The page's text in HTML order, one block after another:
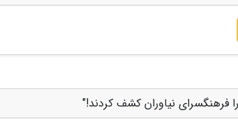
فرهنگسرای نیاوران کشف کردند!"